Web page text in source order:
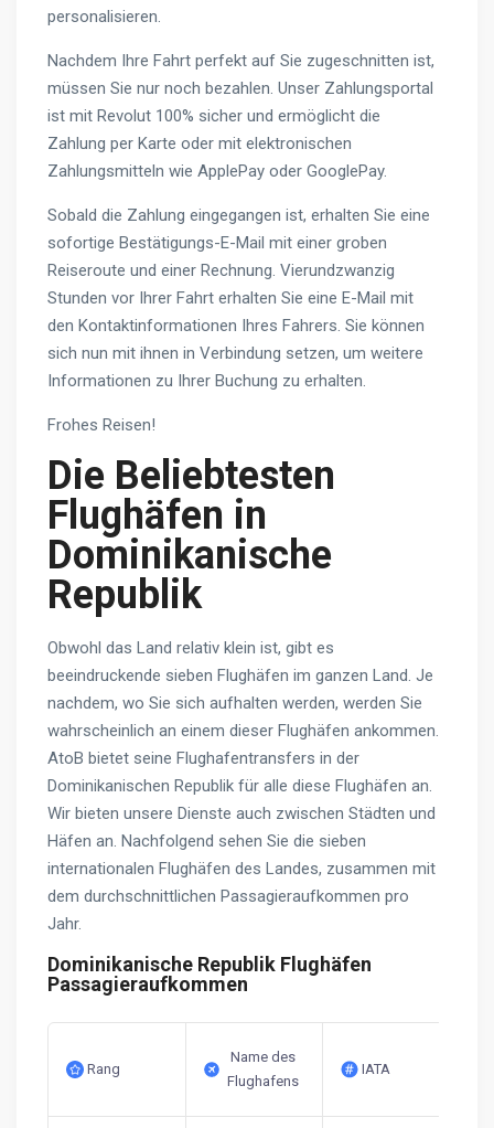
personalisieren.
Nachdem Ihre Fahrt perfekt auf Sie zugeschnitten ist,
müssen Sie nur noch bezahlen. Unser Zahlungsportal
ist mit Revolut 100% sicher und ermöglicht die
Zahlung per Karte oder mit elektronischen
Zahlungsmitteln wie ApplePay oder GooglePay.
Sobald die Zahlung eingegangen ist, erhalten Sie eine
sofortige Bestätigungs-E-Mail mit einer groben
Reiseroute und einer Rechnung. Vierundzwanzig
Stunden vor Ihrer Fahrt erhalten Sie eine E-Mail mit
den Kontaktinformationen Ihres Fahrers. Sie können
sich nun mit ihnen in Verbindung setzen, um weitere
Informationen zu Ihrer Buchung zu erhalten.
Frohes Reisen!
Die Beliebtesten
Flughäfen in
Dominikanische
Republik
Obwohl das Land relativ klein ist, gibt es
beeindruckende sieben Flughäfen im ganzen Land. Je
nachdem, wo Sie sich aufhalten werden, werden Sie
wahrscheinlich an einem dieser Flughäfen ankommen.
AtoB bietet seine Flughafentransfers in der
Dominikanischen Republik für alle diese Flughäfen an.
Wir bieten unsere Dienste auch zwischen Städten und
Häfen an. Nachfolgend sehen Sie die sieben
internationalen Flughäfen des Landes, zusammen mit
dem durchschnittlichen Passagieraufkommen pro
Jahr.
Dominikanische Republik Flughäfen
Passagieraufkommen
Rang
Name des
Flughafens
IATA